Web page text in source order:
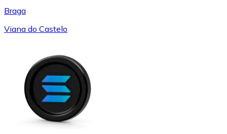
Braga
Viana do Castelo